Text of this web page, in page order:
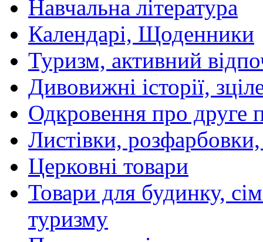
Навчальна література
Календарі, Щоденники
Туризм, активний
Дивовижні історії,
Одкровення про друге
Листівки,
Церковні товари
Товари для будинку,
туризму